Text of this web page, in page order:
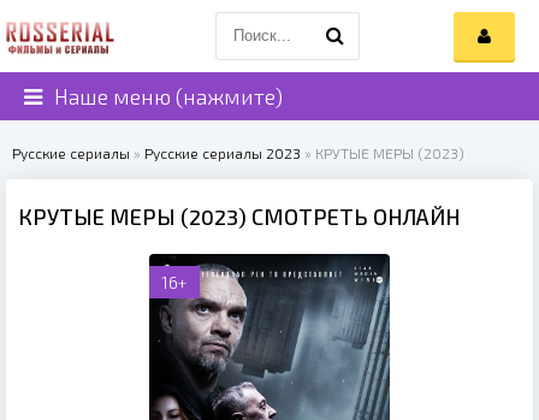
Наше меню (нажмите)
Русские сериалы » Русские сериалы 2023 » КРУТЫЕ МЕРЫ (2023)
КРУТЫЕ МЕРЫ (2023) СМОТРЕТЬ ОНЛАЙН
16+